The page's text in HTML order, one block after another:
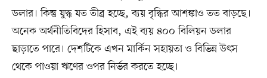
ডলার। কিন্তু যুদ্ধ যত তীব্র হচ্ছে, ব্যয় বৃদ্ধির আশঙ্কাও তত বাড়ছে।
অনেক অর্থনীতিবিদের হিসাব, এই ব্যয় ৪০০ বিলিয়ন ডলার
ছাড়াতে পারে। দেশটিকে এখন মার্কিন সহায়তা ও বিভিন্ন উৎস
থেকে পাওয়া ঋণের ওপর নির্ভর করতে হচ্ছে।